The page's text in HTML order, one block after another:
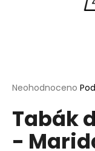
Průměrné
produktu
z
Neohodnoceno
Tabák
-